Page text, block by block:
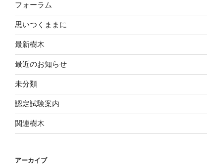
フォーラム
思いつくままに
最新樹木
最近のお知らせ
未分類
認定試験案内
関連樹木
アーカイブ